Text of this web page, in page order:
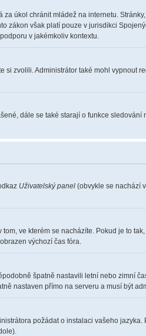
úkol chránit mládež na internetu.
zákon však platí pouze v jurisdikci
v jakémkoliv kontextu.
zvolili. Administrátor také mohl vypnout
dále se také starají o funkce
Uživatelský panel (obvykle se nachází
ve kterém se nacházíte. Pokud je to
výchozí čas fóra.
špatně nastavili letní nebo zimní
nastaven přímo na serveru a musí být
požádat o instalaci vašeho